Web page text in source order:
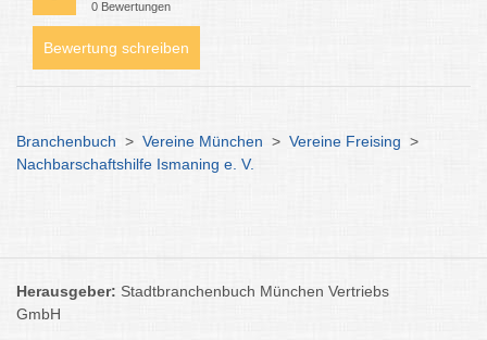
0 Bewertungen
Bewertung schreiben
Branchenbuch > Vereine München > Vereine Freising >
Nachbarschaftshilfe Ismaning e. V.
Herausgeber: Stadtbranchenbuch München Vertriebs
GmbH